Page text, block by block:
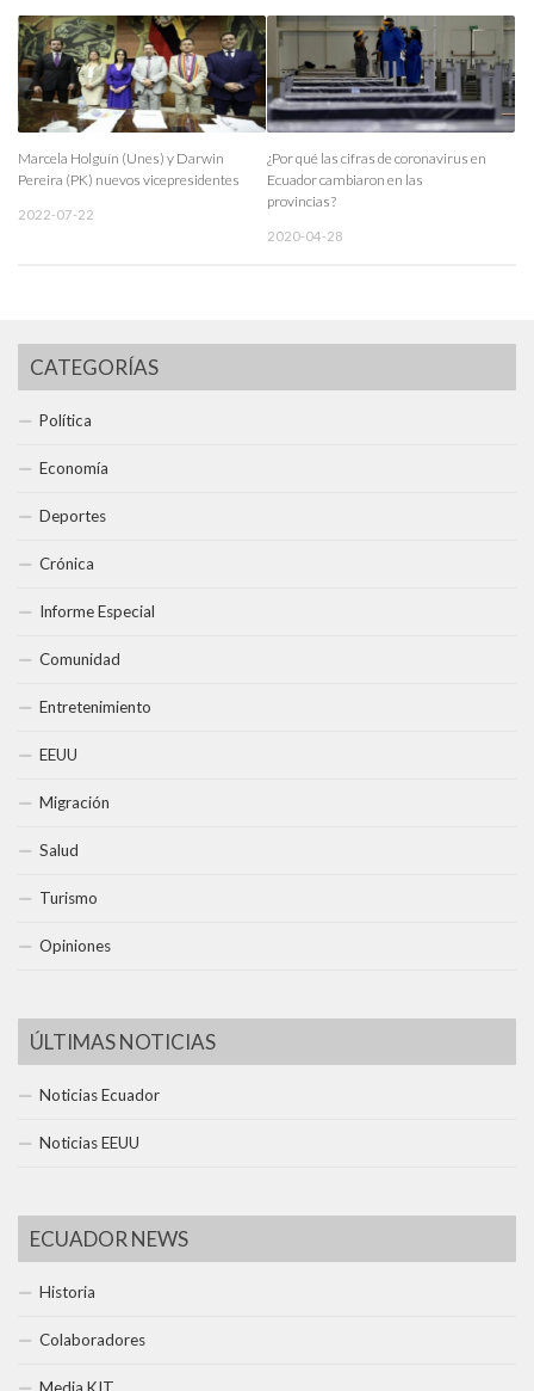
Marcela Holguín (Unes) y Darwin
Pereira (PK) nuevos vicepresidentes
2022-07-22
¿Por qué las cifras de coronavirus en
Ecuador cambiaron en las
provincias?
2020-04-28
CATEGORÍAS
Política
Economía
Deportes
Crónica
Informe Especial
Comunidad
Entretenimiento
EEUU
Migración
Salud
Turismo
Opiniones
ÚLTIMAS NOTICIAS
Noticias Ecuador
Noticias EEUU
ECUADOR NEWS
Historia
Colaboradores
Media KIT